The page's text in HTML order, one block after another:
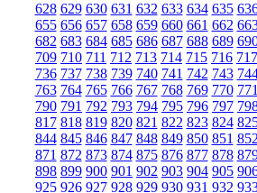
628 629 630 631 632 633 634 635
655 656 657 658 659 660 661 662
682 683 684 685 686 687 688 689
709 710 711 712 713 714 715 716 717
736 737 738 739 740 741 742 743
763 764 765 766 767 768 769 770
790 791 792 793 794 795 796 797
817 818 819 820 821 822 823 824
844 845 846 847 848 849 850 851
871 872 873 874 875 876 877 878
898 899 900 901 902 903 904 905
925 926 927 928 929 930 931 932